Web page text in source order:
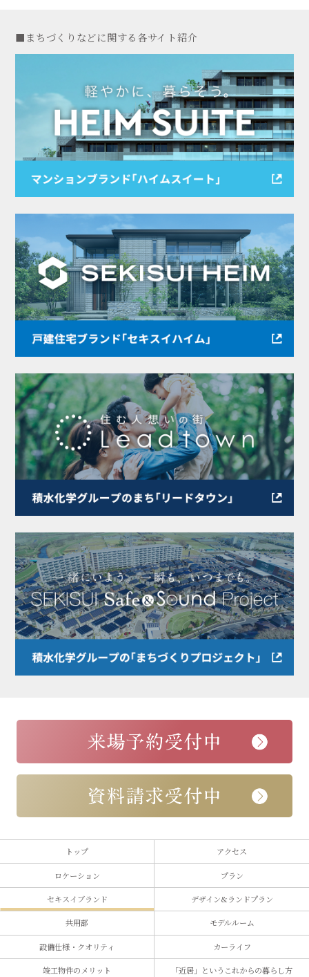
■まちづくりなどに関する各サイト紹介
トップ アクセス
ロケーション プラン
セキスイブランド デザイン&ランドプラン
共用部 モデルルーム
設備仕様・クオリティ カーライフ
竣工物件のメリット 「近居」という これからの暮らし方